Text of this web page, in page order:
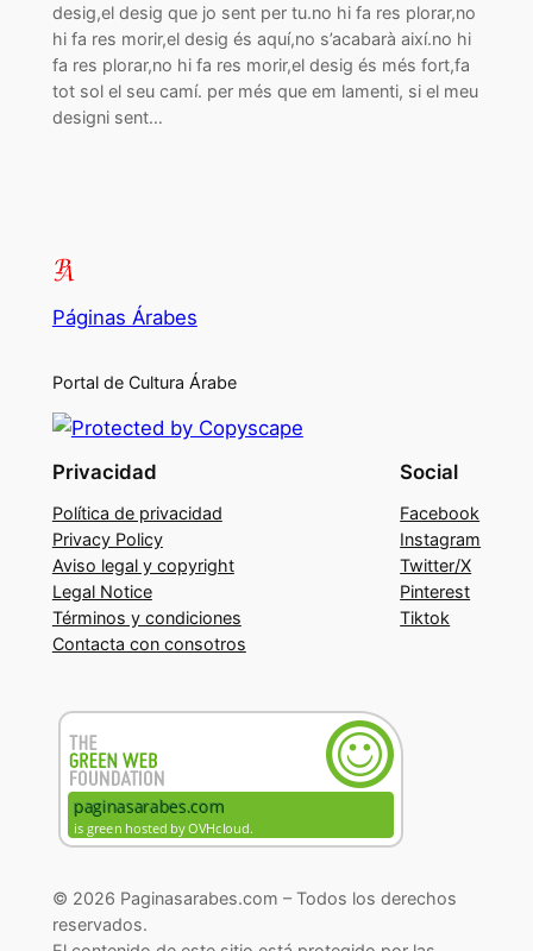
desig,el desig que jo sent per tu.no hi fa res plorar,no
hi fa res morir,el desig és aquí,no s’acabarà així.no hi
fa res plorar,no hi fa res morir,el desig és més fort,fa
tot sol el seu camí. per més que em lamenti, si el meu
designi sent…
Páginas Árabes
Portal de Cultura Árabe
Privacidad
Política de privacidad
Privacy Policy
Aviso legal y copyright
Legal Notice
Términos y condiciones
Contacta con consotros
Social
Facebook
Instagram
Twitter/X
Pinterest
Tiktok
© 2026 Paginasarabes.com – Todos los derechos
reservados.